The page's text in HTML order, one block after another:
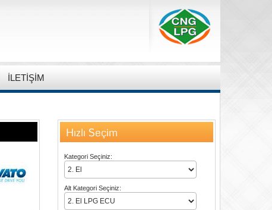
İLETİŞİM
Hızlı Seçim
Kategori Seçiniz:
Alt Kategori Seçiniz: